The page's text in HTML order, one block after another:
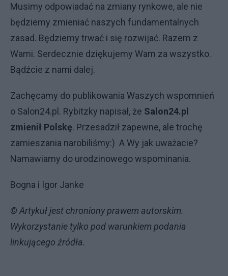
Musimy odpowiadać na zmiany rynkowe, ale nie
będziemy zmieniać naszych fundamentalnych
zasad. Będziemy trwać i się rozwijać. Razem z
Wami. Serdecznie dziękujemy Wam za wszystko.
Bądźcie z nami dalej.
Zachęcamy do publikowania Waszych wspomnień
o Salon24.pl. Rybitzky napisał, że Salon24.pl
zmienił Polskę. Przesadził zapewne, ale trochę
zamieszania narobiliśmy:) A Wy jak uważacie?
Namawiamy do urodzinowego wspominania.
Bogna i Igor Janke
© Artykuł jest chroniony prawem autorskim.
Wykorzystanie tylko pod warunkiem podania
linkującego źródła.